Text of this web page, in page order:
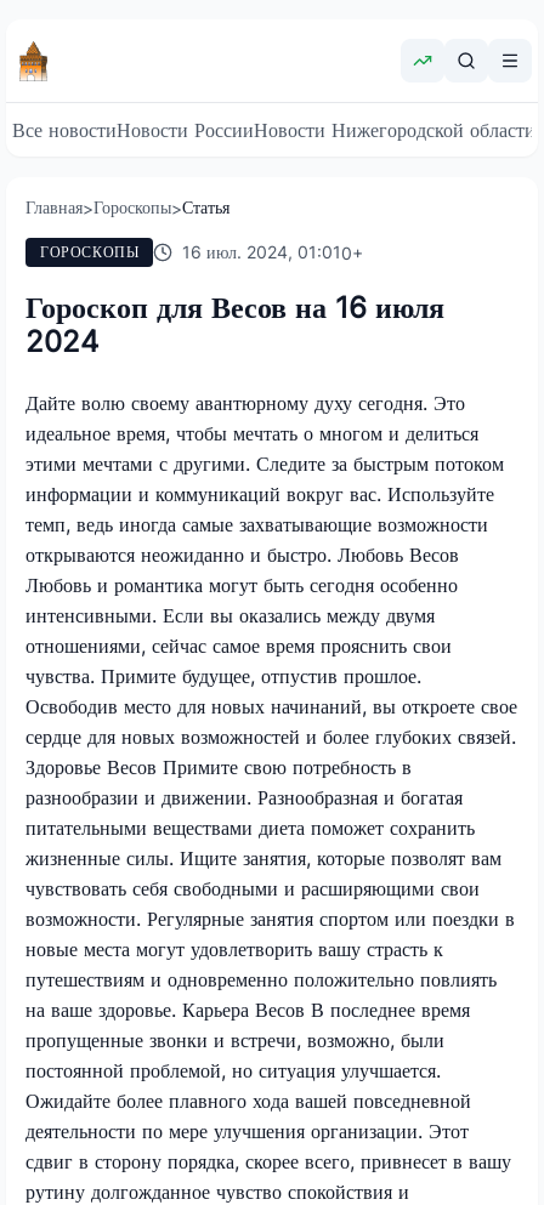
Все новостиНовости РоссииНовости Нижегородской области
Главная>Гороскопы>Статья
ГОРОСКОПЫ 16 июл. 2024, 01:010+
Гороскоп для Весов на 16 июля
2024
Дайте волю своему авантюрному духу сегодня. Это
идеальное время, чтобы мечтать о многом и делиться
этими мечтами с другими. Следите за быстрым потоком
информации и коммуникаций вокруг вас. Используйте
темп, ведь иногда самые захватывающие возможности
открываются неожиданно и быстро. Любовь Весов
Любовь и романтика могут быть сегодня особенно
интенсивными. Если вы оказались между двумя
отношениями, сейчас самое время прояснить свои
чувства. Примите будущее, отпустив прошлое.
Освободив место для новых начинаний, вы откроете свое
сердце для новых возможностей и более глубоких связей.
Здоровье Весов Примите свою потребность в
разнообразии и движении. Разнообразная и богатая
питательными веществами диета поможет сохранить
жизненные силы. Ищите занятия, которые позволят вам
чувствовать себя свободными и расширяющими свои
возможности. Регулярные занятия спортом или поездки в
новые места могут удовлетворить вашу страсть к
путешествиям и одновременно положительно повлиять
на ваше здоровье. Карьера Весов В последнее время
пропущенные звонки и встречи, возможно, были
постоянной проблемой, но ситуация улучшается.
Ожидайте более плавного хода вашей повседневной
деятельности по мере улучшения организации. Этот
сдвиг в сторону порядка, скорее всего, привнесет в вашу
рутину долгожданное чувство спокойствия и